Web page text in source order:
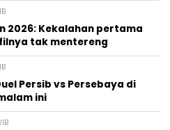
2026: Kekalahan pertama
tak mentereng
Persib vs Persebaya di
ini